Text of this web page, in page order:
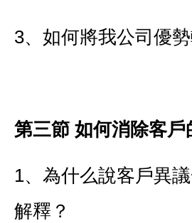
3、如何將我公司優
第三節 如何消除客戶
1、為什么說客戶異
解釋？